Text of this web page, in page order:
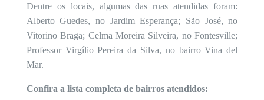
Dentre os locais, algumas das ruas atendidas foram:
Alberto Guedes, no Jardim Esperança; São José, no
Vitorino Braga; Celma Moreira Silveira, no Fontesville;
Professor Virgílio Pereira da Silva, no bairro Vina del
Mar.
Confira a lista completa de bairros atendidos: